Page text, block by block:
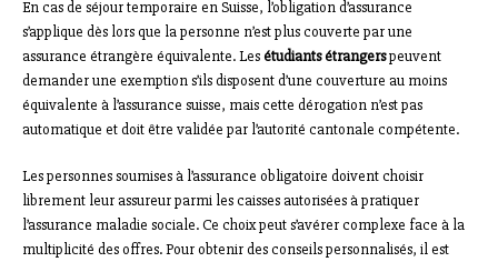
En cas de séjour temporaire en Suisse, l’obligation d’assurance
s’applique dès lors que la personne n’est plus couverte par une
assurance étrangère équivalente. Lesétudiants étrangerspeuvent
demander une exemption s’ils disposent d’une couverture au moins
équivalente à l’assurance suisse, mais cette dérogation n’est pas
automatique et doit être validée par l’autorité cantonale compétente.
Les personnes soumises à l’assurance obligatoire doivent choisir
librement leur assureur parmi les caisses autorisées à pratiquer
l’assurance maladie sociale. Ce choix peut s’avérer complexe face à la
multiplicité des offres. Pour obtenir des conseils personnalisés, il est